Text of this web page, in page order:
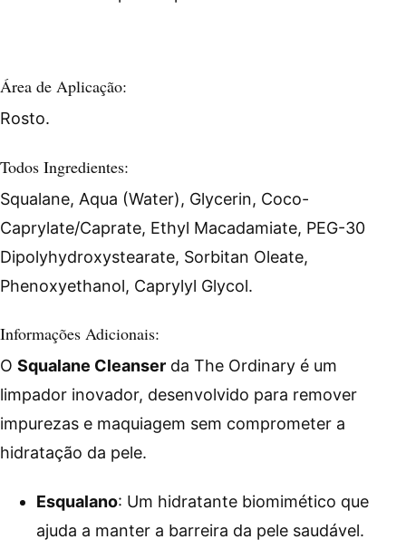
Área de Aplicação:
Rosto.
Todos Ingredientes:
Squalane, Aqua (Water), Glycerin, Coco-
Caprylate/Caprate, Ethyl Macadamiate, PEG-30
Dipolyhydroxystearate, Sorbitan Oleate,
Phenoxyethanol, Caprylyl Glycol.
Informações Adicionais:
O Squalane Cleanser da The Ordinary é um
limpador inovador, desenvolvido para remover
impurezas e maquiagem sem comprometer a
hidratação da pele.
Esqualano: Um hidratante biomimético que
ajuda a manter a barreira da pele saudável.